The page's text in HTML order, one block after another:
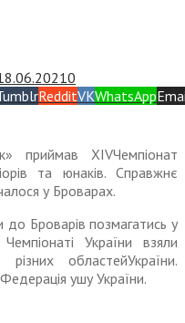
0
RedditVKWhatsApp
приймав XIVЧемпіонат
та юнаків. Справжнє
у Броварах.
до Броварів позмагатись у
України взяли
областейУкраїни.
ушу України.